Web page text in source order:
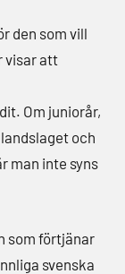
den som vill
visar att
Om juniorår,
och
man inte syns
som förtjänar
svenska